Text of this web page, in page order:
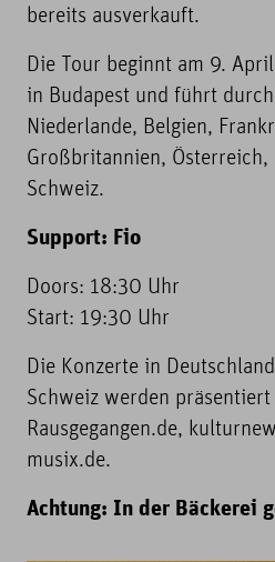
bereits ausverkauft.
Die Tour beginnt am 9.
in Budapest und führt
Niederlande, Belgien,
Großbritannien, Österreich,
Schweiz.
Support: Fio
Doors: 18:30 Uhr
Start: 19:30 Uhr
Die Konzerte in
Schweiz werden präsentiert
Rausgegangen.de,
musix.de.
Achtung: In der Bäckerei